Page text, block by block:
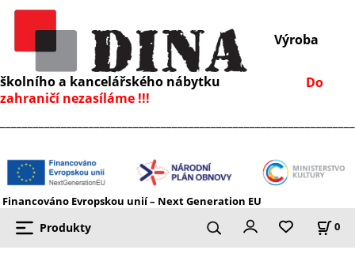
Výroba
školního a kancelářského nábytku Do
zahraničí nezasíláme !!!
Financováno Evropskou unií – Next Generation EU
Produkty 0